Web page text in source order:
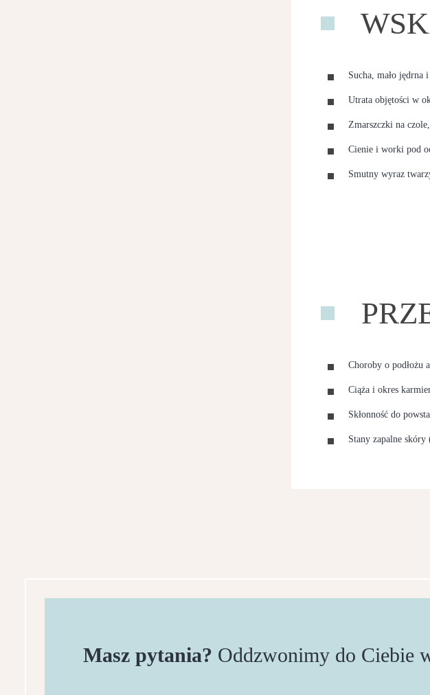
Sucha, mało jędrna
Utrata objętości w
Zmarszczki na
Cienie i worki pod
Smutny wyraz
Choroby o podłożu
Ciąża i okres
Skłonność do
Stany zapalne
Masz pytania? Oddzwonimy do Ciebie